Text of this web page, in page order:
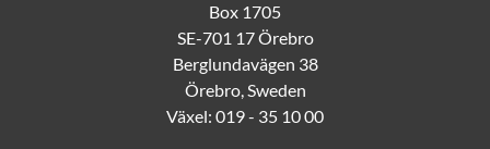
Box 1705
SE-701 17 Örebro
Berglundavägen 38
Örebro, Sweden
Växel: 019 - 35 10 00